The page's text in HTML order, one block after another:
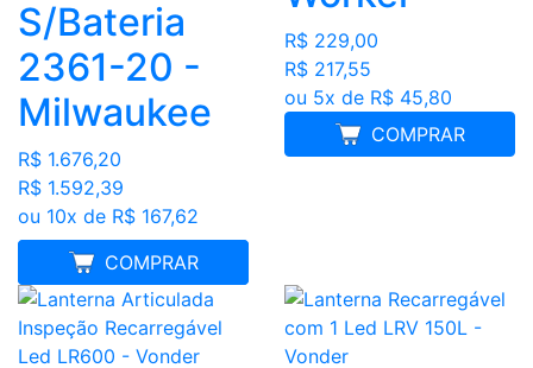
S/Bateria
2361-20 -
Milwaukee
R$ 1.676,20
R$ 1.592,39
ou 10x de R$ 167,62
COMPRAR
MELHOR PREÇO
R$ 229,00
R$ 217,55
ou 5x de R$ 45,80
COMPRAR